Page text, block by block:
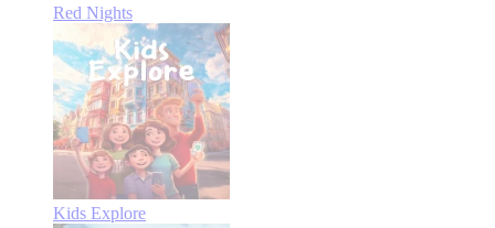
Red Nights
Kids Explore